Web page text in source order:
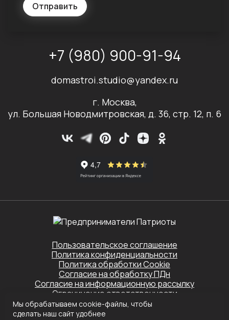
Отправить
+7 (980) 900-91-94
domastroi.studio@yandex.ru
г. Москва,
ул. Большая Новодмитровская, д. 36, стр. 12, п. 6
Пользовательское соглашение
Политика конфиденциальности
Политика обработки Cookie
Согласие на обработку ПДн
Согласие на информационную рассылку
Ограничение ответственности
Этот сайт защищён Yandex SmartCaptcha.
ПрименяютсяПолитика конфиденциальности
Мы обрабатываем cookie-файлы, чтобы
сделать наш сайт удобнее